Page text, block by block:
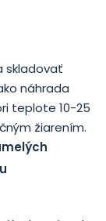
skladovať
náhrada
teplote 10-25
žiarením.